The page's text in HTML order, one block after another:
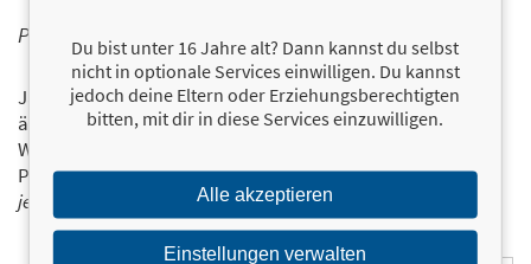
PERSONALISIERTE PRODUKTINFORMATIONEN
Ja, ich will über interessante Neuerscheinungen und
ähnliche Produkte informiert werden.
Wir halten Sie per E-Mail auf dem aktuellen Stand über das
Programm der Münchner Verlagsgruppe.Tragen Sie sich
jetzt ein!
Du bist unter 16 Jahre alt? Dann kannst du selbst
nicht in optionale Services einwilligen. Du kannst
jedoch deine Eltern oder Erziehungsberechtigten
bitten, mit dir in diese Services einzuwilligen.
Alle akzeptieren
Einstellungen verwalten